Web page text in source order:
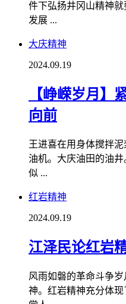
件下弘扬井冈山精神
发展 ...
大庆精神
2024.09.19
【峥嵘岁月】
向前
王进喜在用身体搅拌
油机。大庆油田的油
似 ...
红岩精神
2024.09.19
江泽民论红岩
风雨如磐的革命斗争
神。红岩精神充分体